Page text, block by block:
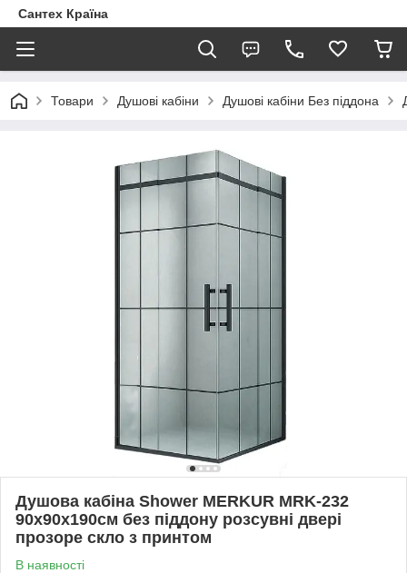
Сантех Країна
Товари Душові кабіни Душові кабіни Без піддона
Душова кабіна Shower MERKUR MRK-232
90х90х190см без піддону розсувні двері
прозоре скло з принтом
В наявності